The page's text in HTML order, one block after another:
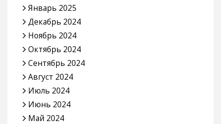
Январь 2025
Декабрь 2024
Ноябрь 2024
Октябрь 2024
Сентябрь 2024
Август 2024
Июль 2024
Июнь 2024
Май 2024